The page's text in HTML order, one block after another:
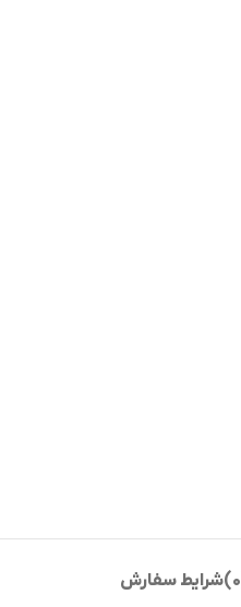
شرایط سفارش